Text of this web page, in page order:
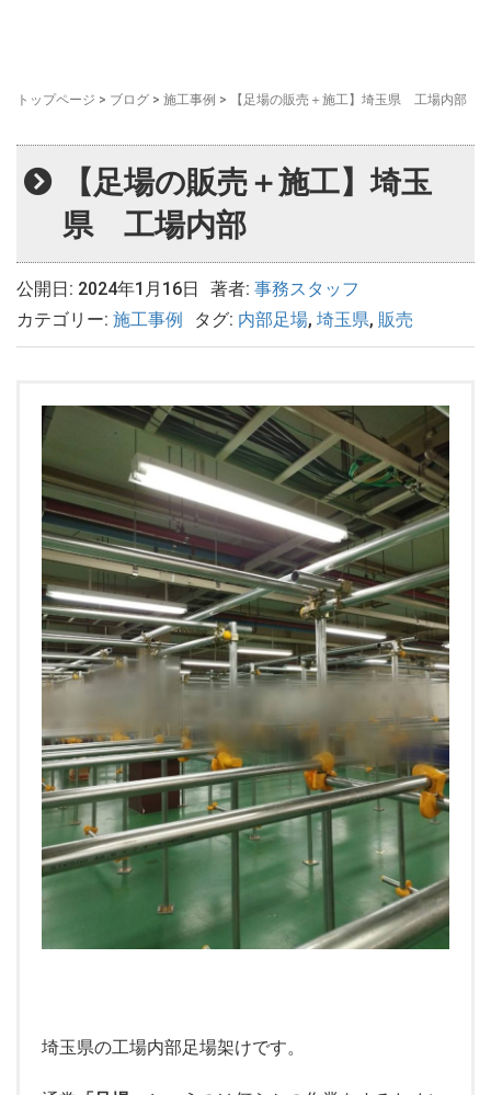
トップページ > ブログ > 施工事例 > 【足場の販売＋施工】埼玉県 工場内部
【足場の販売＋施工】埼玉
県 工場内部
公開日: 2024年1月16日 著者: 事務スタッフ
カテゴリー: 施工事例 タグ: 内部足場, 埼玉県, 販売
埼玉県の工場内部足場架けです。